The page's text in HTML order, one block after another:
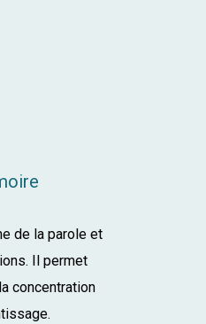
de la parole et
Il permet
concentration